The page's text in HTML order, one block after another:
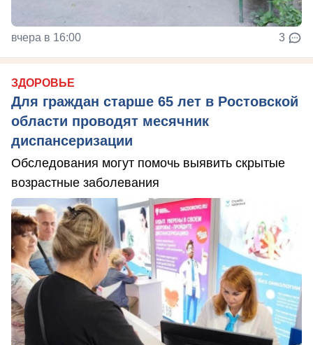
вчера в 16:00 3
ЗДОРОВЬЕ
Для граждан старше 65 лет в Ростовской
области проводят месячник
диспансеризации
Обследования могут помочь выявить скрытые
возрастные заболевания